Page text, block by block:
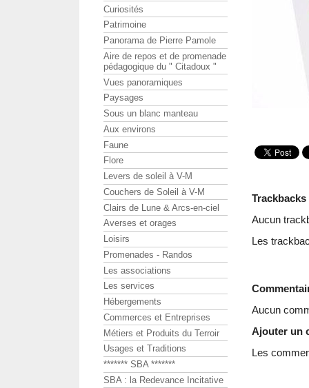
Trackbacks
Aucun
Les
Aucun
Ajouter un
Les
Curiosités
Patrimoine
Panorama de Pierre Pamole
Aire de repos et de promenade
pédagogique du " Citadoux "
Vues panoramiques
Paysages
Sous un blanc manteau
Aux environs
Faune
Flore
Levers de soleil à V-M
Couchers de Soleil à V-M
Clairs de Lune & Arcs-en-ciel
Averses et orages
Loisirs
Promenades - Randos
Les associations
Les services
Hébergements
Commerces et Entreprises
Métiers et Produits du Terroir
Usages et Traditions
******* SBA *******
SBA : la Redevance Incitative